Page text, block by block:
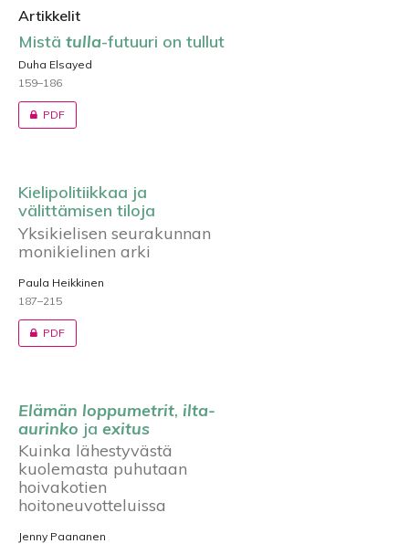
Artikkelit
Mistä tulla-futuuri on tullut
Duha Elsayed
159–186
PDF
Kielipolitiikkaa ja
välittämisen tiloja
Yksikielisen seurakunnan
monikielinen arki
Paula Heikkinen
187–215
PDF
Elämän loppumetrit, ilta-
aurinko ja exitus
Kuinka lähestyvästä
kuolemasta puhutaan
hoivakotien
hoitoneuvotteluissa
Jenny Paananen